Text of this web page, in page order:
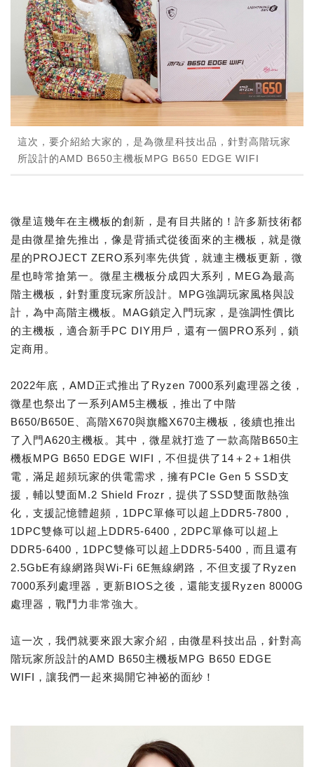
這次，要介紹給大家的，是為微星科技出品，針對高階玩家
所設計的AMD B650主機板MPG B650 EDGE WIFI
微星這幾年在主機板的創新，是有目共賭的！許多新技術都
是由微星搶先推出，像是背插式從後面來的主機板，就是微
星的PROJECT ZERO系列率先供貨，就連主機板更新，微
星也時常搶第一。微星主機板分成四大系列，MEG為最高
階主機板，針對重度玩家所設計。MPG強調玩家風格與設
計，為中高階主機板。MAG鎖定入門玩家，是強調性價比
的主機板，適合新手PC DIY用戶，還有一個PRO系列，鎖
定商用。
2022年底，AMD正式推出了Ryzen 7000系列處理器之後，
微星也祭出了一系列AM5主機板，推出了中階
B650/B650E、高階X670與旗艦X670主機板，後續也推出
了入門A620主機板。其中，微星就打造了一款高階B650主
機板MPG B650 EDGE WIFI，不但提供了14＋2＋1相供
電，滿足超頻玩家的供電需求，擁有PCIe Gen 5 SSD支
援，輔以雙面M.2 Shield Frozr，提供了SSD雙面散熱強
化，支援記憶體超頻，1DPC單條可以超上DDR5-7800，
1DPC雙條可以超上DDR5-6400，2DPC單條可以超上
DDR5-6400，1DPC雙條可以超上DDR5-5400，而且還有
2.5GbE有線網路與Wi-Fi 6E無線網路，不但支援了Ryzen
7000系列處理器，更新BIOS之後，還能支援Ryzen 8000G
處理器，戰鬥力非常強大。
這一次，我們就要來跟大家介紹，由微星科技出品，針對高
階玩家所設計的AMD B650主機板MPG B650 EDGE
WIFI，讓我們一起來揭開它神祕的面紗！